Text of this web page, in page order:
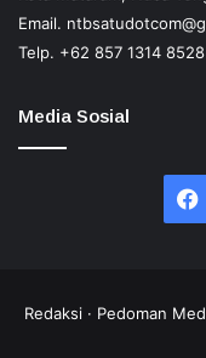
Email.
Telp. +62 857 1314 8528
Media Sosial
Redaksi · Pedoman